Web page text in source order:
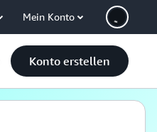
Mein Konto
Konto erstellen